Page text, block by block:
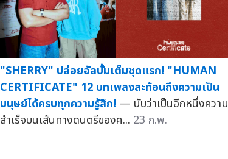
"SHERRY" ปล่อยอัลบั้มเต็มชุดแรก! "HUMAN
CERTIFICATE" 12 บทเพลงสะท้อนถึงความเป็น
มนุษย์ได้ครบทุกความรู้สึก! — นับว่าเป็นอีกหนึ่งความ
สำเร็จบนเส้นทางดนตรีของศ... 23 ก.พ.